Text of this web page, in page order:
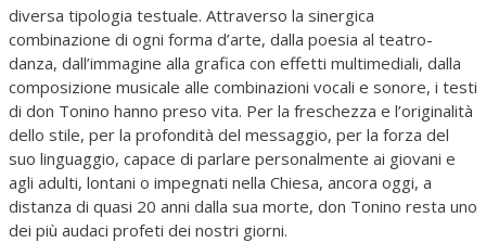
diversa tipologia testuale. Attraverso la sinergica
combinazione di ogni forma d’arte, dalla poesia al teatro-
danza, dall’immagine alla grafica con effetti multimediali, dalla
composizione musicale alle combinazioni vocali e sonore, i testi
di don Tonino hanno preso vita. Per la freschezza e l’originalità
dello stile, per la profondità del messaggio, per la forza del
suo linguaggio, capace di parlare personalmente ai giovani e
agli adulti, lontani o impegnati nella Chiesa, ancora oggi, a
distanza di quasi 20 anni dalla sua morte, don Tonino resta uno
dei più audaci profeti dei nostri giorni.